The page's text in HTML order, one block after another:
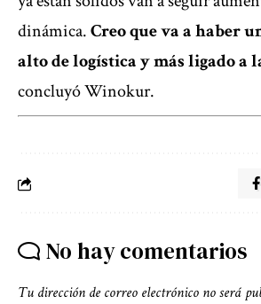
dinámica.Creo que va a haber
alto de logística y más ligado a
concluyó Winokur.
No hay comentarios
Tu dirección de correo electrónico no será